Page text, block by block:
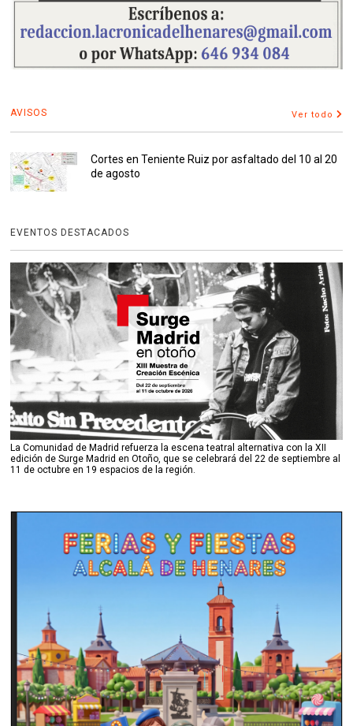
AVISOS Ver todo
Cortes en Teniente Ruiz por asfaltado del 10 al 20
de agosto
EVENTOS DESTACADOS
La Comunidad de Madrid refuerza la escena teatral alternativa con la XII
edición de Surge Madrid en Otoño, que se celebrará del 22 de septiembre al
11 de octubre en 19 espacios de la región.